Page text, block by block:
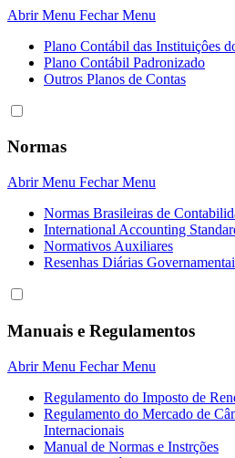
Abrir Menu Fechar Menu
Plano Contábil das Instituiçôes
Plano Contábil Padronizado
Outros Planos de Contas
Normas
Abrir Menu Fechar Menu
Normas Brasileiras de
International Accounting
Normativos Auxiliares
Resenhas Diárias
Manuais e Regulamentos
Abrir Menu Fechar Menu
Regulamento do Imposto de
Regulamento do Mercado de
Internacionais
Manual de Normas e Instrções